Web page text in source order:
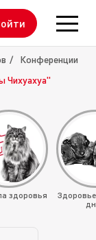
Конференции
Чихуахуа"
здоровья